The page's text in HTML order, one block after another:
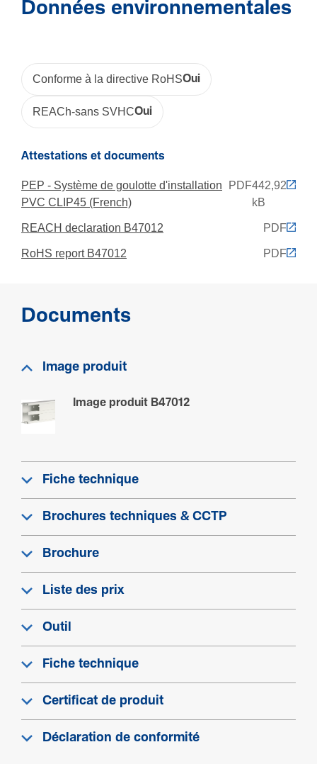
Nombre max. de câbles (Ø 11 mm, 50 % remplis, avec
dispo­si­tifs)
24
Nombre max. de câbles (Ø 11 mm, 50 % remplis, sans
13
Compatibilité
Format compatible avec l'installation du dispo­sitif
Perfo­ra­tion de socle
Maté­riau
Non traité
Blanc
9016
Sécu­rité
Résis­tance aux chocs IK
Classe de protection (IP)
IP4X
Données environnementales
Conforme à la directive RoHSOui
REACh-sans SVHCOui
Attestations et documents
PEP - Système de goulotte d'installation
PVC CLIP45 (French)
PDF442,92
kB
REACH declaration B47012 PDF
RoHS report B47012 PDF
Documents
Image produit
Image produit B47012
Fiche technique
Brochures techniques & CCTP
Brochure
Liste des prix
Outil
Fiche technique
Certificat de produit
Déclaration de conformité